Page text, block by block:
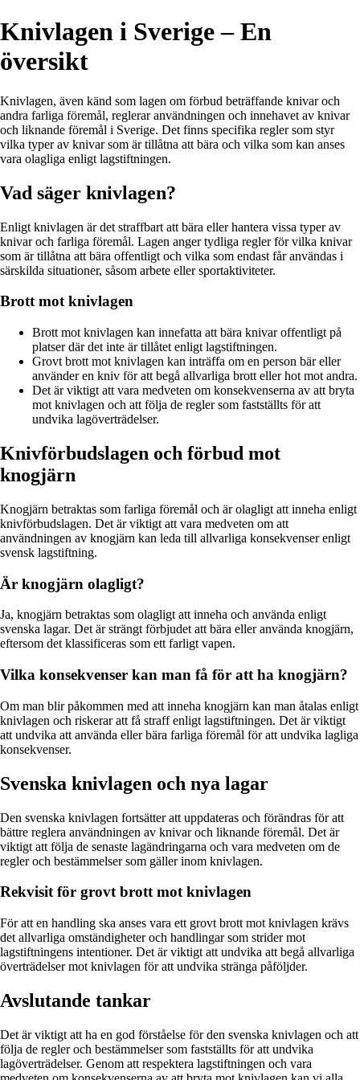
Knivlagen i Sverige – En
översikt
Knivlagen, även känd som lagen om förbud beträffande knivar och
andra farliga föremål, reglerar användningen och innehavet av knivar
och liknande föremål i Sverige. Det finns specifika regler som styr
vilka typer av knivar som är tillåtna att bära och vilka som kan anses
vara olagliga enligt lagstiftningen.
Vad säger knivlagen?
Enligt knivlagen är det straffbart att bära eller hantera vissa typer av
knivar och farliga föremål. Lagen anger tydliga regler för vilka knivar
som är tillåtna att bära offentligt och vilka som endast får användas i
särskilda situationer, såsom arbete eller sportaktiviteter.
Brott mot knivlagen
Brott mot knivlagen kan innefatta att bära knivar offentligt på
platser där det inte är tillåtet enligt lagstiftningen.
Grovt brott mot knivlagen kan inträffa om en person bär eller
använder en kniv för att begå allvarliga brott eller hot mot andra.
Det är viktigt att vara medveten om konsekvenserna av att bryta
mot knivlagen och att följa de regler som fastställts för att
undvika lagöverträdelser.
Knivförbudslagen och förbud mot
knogjärn
Knogjärn betraktas som farliga föremål och är olagligt att inneha enligt
knivförbudslagen. Det är viktigt att vara medveten om att
användningen av knogjärn kan leda till allvarliga konsekvenser enligt
svensk lagstiftning.
Är knogjärn olagligt?
Ja, knogjärn betraktas som olagligt att inneha och använda enligt
svenska lagar. Det är strängt förbjudet att bära eller använda knogjärn,
eftersom det klassificeras som ett farligt vapen.
Vilka konsekvenser kan man få för att ha knogjärn?
Om man blir påkommen med att inneha knogjärn kan man åtalas enligt
knivlagen och riskerar att få straff enligt lagstiftningen. Det är viktigt
att undvika att använda eller bära farliga föremål för att undvika lagliga
konsekvenser.
Svenska knivlagen och nya lagar
Den svenska knivlagen fortsätter att uppdateras och förändras för att
bättre reglera användningen av knivar och liknande föremål. Det är
viktigt att följa de senaste lagändringarna och vara medveten om de
regler och bestämmelser som gäller inom knivlagen.
Rekvisit för grovt brott mot knivlagen
För att en handling ska anses vara ett grovt brott mot knivlagen krävs
det allvarliga omständigheter och handlingar som strider mot
lagstiftningens intentioner. Det är viktigt att undvika att begå allvarliga
överträdelser mot knivlagen för att undvika stränga påföljder.
Avslutande tankar
Det är viktigt att ha en god förståelse för den svenska knivlagen och att
följa de regler och bestämmelser som fastställts för att undvika
lagöverträdelser. Genom att respektera lagstiftningen och vara